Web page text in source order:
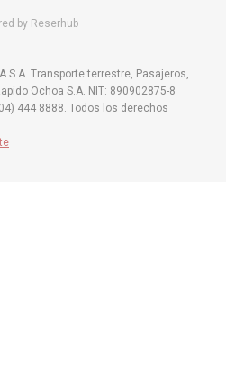
by Reserhub
S.A. Transporte terrestre, Pasajeros,
Ochoa S.A. NIT: 890902875-8
444 8888. Todos los derechos